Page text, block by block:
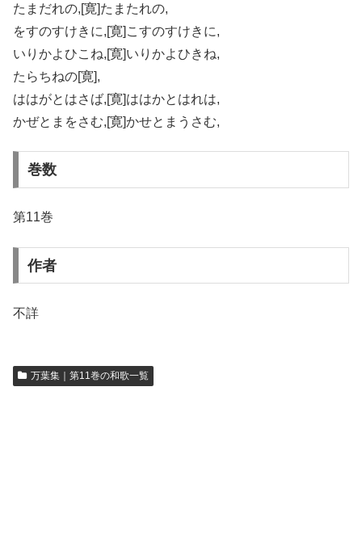
たまだれの,[寛]たまたれの,
をすのすけきに,[寛]こすのすけきに,
いりかよひこね,[寛]いりかよひきね,
たらちねの[寛],
ははがとはさば,[寛]ははかとはれは,
かぜとまをさむ,[寛]かせとまうさむ,
巻数
第11巻
作者
不詳
万葉集｜第11巻の和歌一覧